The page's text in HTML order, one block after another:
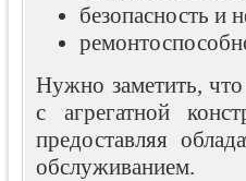
безопасность и
Нужно заметить,
с агрегатной
предоставляя
обслуживанием.